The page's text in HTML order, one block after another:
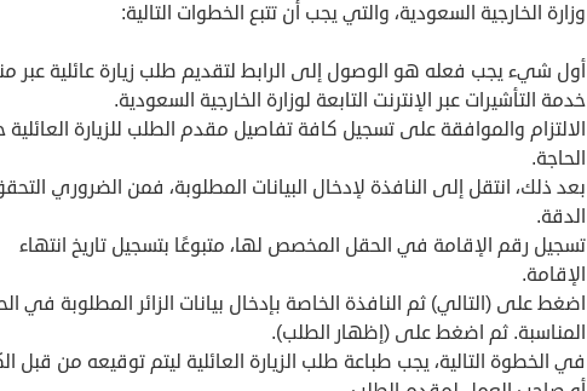
وزارة الخارجية السعودية، والتي يجب أن تتبع الخطوات التالية:
أول شيء يجب فعله هو الوصول إلى الرابط لتقديم طلب زيارة عائلية عبر
خدمة التأشيرات عبر الإنترنت التابعة لوزارة الخارجية السعودية.
الالتزام والموافقة على تسجيل كافة تفاصيل مقدم الطلب للزيارة
الحاجة.
بعد ذلك، انتقل إلى النافذة لإدخال البيانات المطلوبة، فمن الضروري
الدقة.
تسجيل رقم الإقامة في الحقل المخصص لها، متبوعًا بتسجيل تاريخ انتهاء
الإقامة.
اضغط على (التالي) ثم النافذة الخاصة بإدخال بيانات الزائر المطلوبة في
المناسبة. ثم اضغط على (إظهار الطلب).
في الخطوة التالية، يجب طباعة طلب الزيارة العائلية ليتم توقيعه من قبل